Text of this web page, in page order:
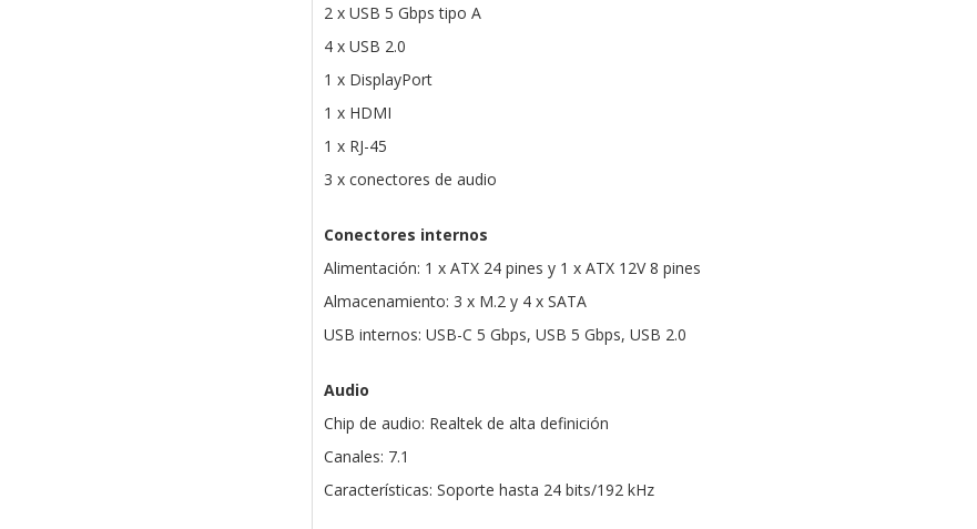
2 x USB 5 Gbps tipo A
4 x USB 2.0
1 x DisplayPort
1 x HDMI
1 x RJ-45
3 x conectores de audio
Conectores internos
Alimentación: 1 x ATX 24 pines y 1 x ATX 12V 8 pines
Almacenamiento: 3 x M.2 y 4 x SATA
USB internos: USB-C 5 Gbps, USB 5 Gbps, USB 2.0
Audio
Chip de audio: Realtek de alta definición
Canales: 7.1
Características: Soporte hasta 24 bits/192 kHz